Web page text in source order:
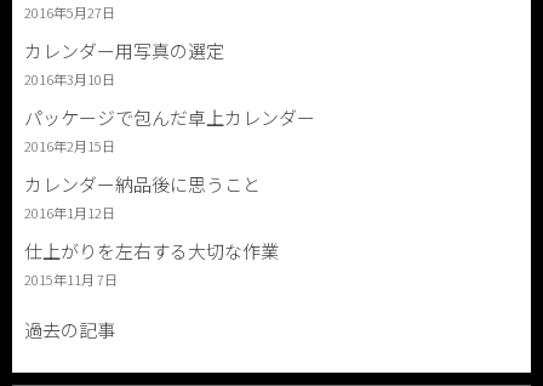
2016年5月27日
カレンダー用写真の選定
2016年3月10日
パッケージで包んだ卓上カレンダー
2016年2月15日
カレンダー納品後に思うこと
2016年1月12日
仕上がりを左右する大切な作業
2015年11月 7日
過去の記事